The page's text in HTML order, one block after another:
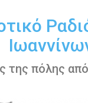
της πόλης